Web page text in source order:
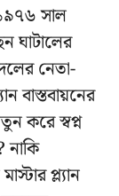
সাল
ঘাটালের
নেতা-
বাস্তবায়নের
করে স্বপ্ন
নাকি
প্ল্যান